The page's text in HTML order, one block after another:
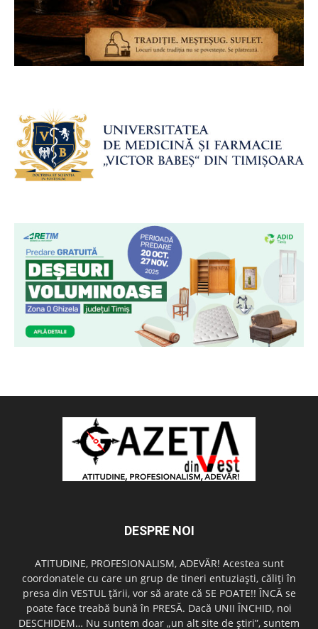
DESPRE NOI
ATITUDINE, PROFESIONALISM, ADEVĂR! Acestea sunt
coordonatele cu care un grup de tineri entuziaşti, căliţi în
presa din VESTUL ţării, vor să arate că SE POATE!! ÎNCĂ se
poate face treabă bună în PRESĂ. Dacă UNII ÎNCHID, noi
DESCHIDEM… Nu suntem doar „un alt site de ştiri”, suntem